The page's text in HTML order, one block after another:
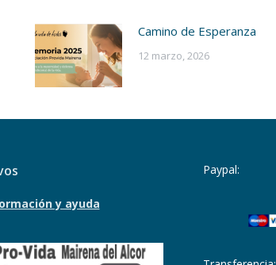
Camino de Esperanza
12 marzo, 2026
y ayuda
Paypal: